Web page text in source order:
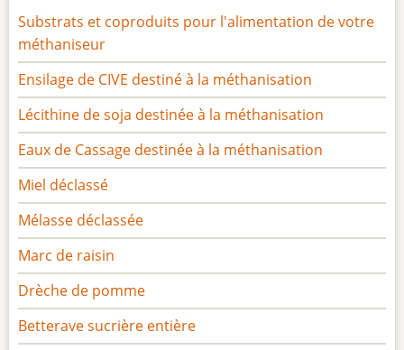
Substrats et coproduits pour l'alimentation de votre
méthaniseur
Ensilage de CIVE destiné à la méthanisation
Lécithine de soja destinée à la méthanisation
Eaux de Cassage destinée à la méthanisation
Miel déclassé
Mélasse déclassée
Marc de raisin
Drèche de pomme
Betterave sucrière entière